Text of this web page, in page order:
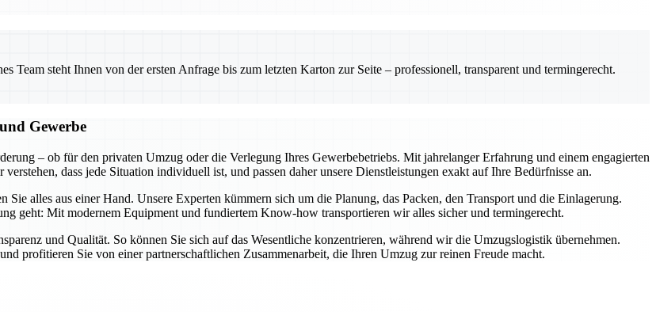
Team steht Ihnen von der ersten Anfrage bis zum letzten Karton zur Seite – professionell, transparent und termingerecht.
Gewerbe
– ob für den privaten Umzug oder die Verlegung Ihres Gewerbebetriebs. Mit jahrelanger Erfahrung und einem engagierten
dass jede Situation individuell ist, und passen daher unsere Dienstleistungen exakt auf Ihre Bedürfnisse an.
alles aus einer Hand. Unsere Experten kümmern sich um die Planung, das Packen, den Transport und die Einlagerung.
geht: Mit modernem Equipment und fundiertem Know-how transportieren wir alles sicher und termingerecht.
und Qualität. So können Sie sich auf das Wesentliche konzentrieren, während wir die Umzugslogistik übernehmen.
profitieren Sie von einer partnerschaftlichen Zusammenarbeit, die Ihren Umzug zur reinen Freude macht.